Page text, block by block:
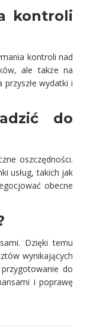
kontroli
kontroli nad
ale także na
wydatki i
do
oszczędności.
usług, takich jak
obecne
Dzięki temu
wynikających
do
i poprawę